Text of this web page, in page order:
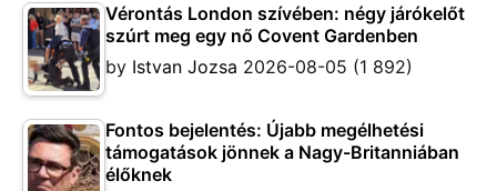
Vérontás London szívében: négy járókelőt
szúrt meg egy nő Covent Gardenben
by Istvan Jozsa 2026-08-05 (1 892)
Fontos bejelentés: Újabb megélhetési
támogatások jönnek a Nagy-Britanniában
élőknek